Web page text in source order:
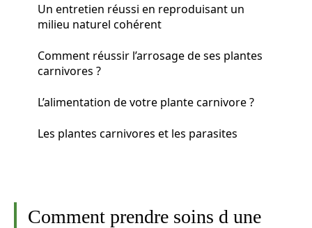
Un entretien réussi en reproduisant un
milieu naturel cohérent
Comment réussir l’arrosage de ses plantes
carnivores ?
L’alimentation de votre plante carnivore ?
Les plantes carnivores et les parasites
Comment prendre soins d une